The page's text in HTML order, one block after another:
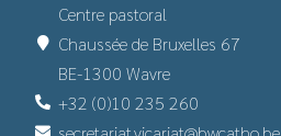
Centre pastoral
Chaussée de Bruxelles 67
BE-1300 Wavre
+32 (0)10 235 260